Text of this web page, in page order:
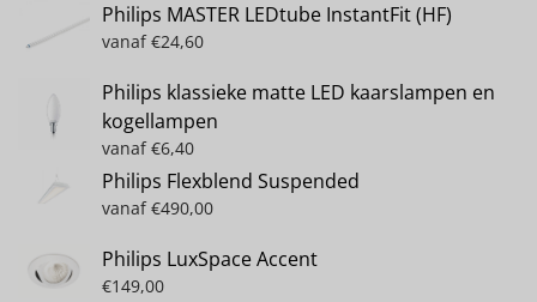
Philips MASTER LEDtube InstantFit (HF)
vanaf €24,60
Philips klassieke matte LED kaarslampen en
kogellampen
vanaf €6,40
Philips Flexblend Suspended
vanaf €490,00
Philips LuxSpace Accent
€149,00